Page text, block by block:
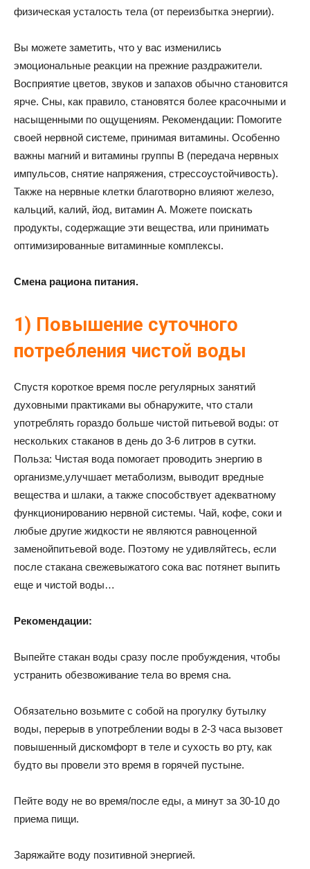
физическая усталость тела (от переизбытка энергии).
Вы можете заметить, что у вас изменились
эмоциональные реакции на прежние раздражители.
Восприятие цветов, звуков и запахов обычно становится
ярче. Сны, как правило, становятся более красочными и
насыщенными по ощущениям. Рекомендации: Помогите
своей нервной системе, принимая витамины. Особенно
важны магний и витамины группы В (передача нервных
импульсов, снятие напряжения, стрессоустойчивость).
Также на нервные клетки благотворно влияют железо,
кальций, калий, йод, витамин А. Можете поискать
продукты, содержащие эти вещества, или принимать
оптимизированные витаминные комплексы.
Смена рациона питания.
1) Повышение суточного
потребления чистой воды
Спустя короткое время после регулярных занятий
духовными практиками вы обнаружите, что стали
употреблять гораздо больше чистой питьевой воды: от
нескольких стаканов в день до 3-6 литров в сутки.
Польза: Чистая вода помогает проводить энергию в
организме,улучшает метаболизм, выводит вредные
вещества и шлаки, а также способствует адекватному
функционированию нервной системы. Чай, кофе, соки и
любые другие жидкости не являются равноценной
заменойпитьевой воде. Поэтому не удивляйтесь, если
после стакана свежевыжатого сока вас потянет выпить
еще и чистой воды…
Рекомендации:
Выпейте стакан воды сразу после пробуждения, чтобы
устранить обезвоживание тела во время сна.
Обязательно возьмите с собой на прогулку бутылку
воды, перерыв в употреблении воды в 2-3 часа вызовет
повышенный дискомфорт в теле и сухость во рту, как
будто вы провели это время в горячей пустыне.
Пейте воду не во время/после еды, а минут за 30-10 до
приема пищи.
Заряжайте воду позитивной энергией.